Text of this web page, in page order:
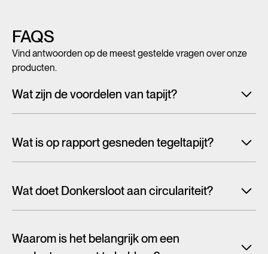
FAQS
Vind antwoorden op de meest gestelde vragen over onze
producten.
Wat zijn de voordelen van tapijt?
interieur. Maar tapijt is niet alleen mooi en zacht, het heeft
ook een geluiddempende werking.Lees alles over de
Wat is op rapport gesneden tegeltapijt?
de tegelrand en zul je vaak de tegelkaders zien in de vloer.
Bij het ene dessin valt dit meer op dan bij het ander en kan
Daarom hebben wij op rapport gesneden tegels. De
Wat doet Donkersloot aan circulariteit?
verschillende soorten strategieën om tot circulariteit te
Waarom is het belangrijk om een